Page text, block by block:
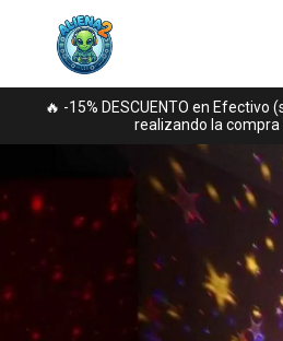
🔥 -15% DESCUENTO en Efectivo
realizando la compra